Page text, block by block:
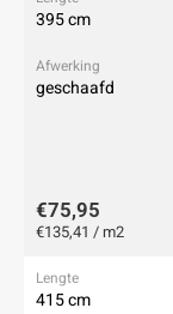
395 cm
geschaafd
€75,95
€135,41 / m2
415 cm